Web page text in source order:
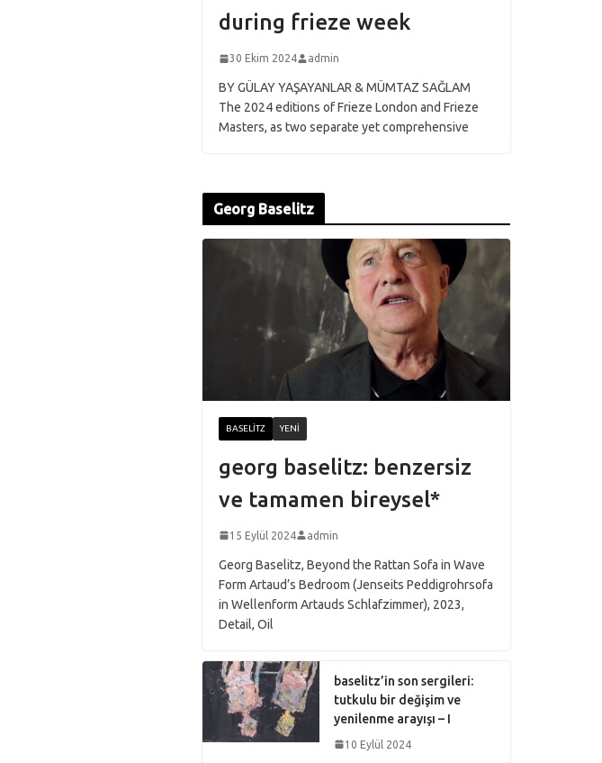
during frieze week
30 Ekim 2024 admin
BY GÜLAY YAŞAYANLAR & MÜMTAZ SAĞLAM
The 2024 editions of Frieze London and Frieze
Masters, as two separate yet comprehensive
Georg Baselitz
BASELITZ YENI
georg baselitz: benzersiz
ve tamamen bireysel*
15 Eylül 2024 admin
Georg Baselitz, Beyond the Rattan Sofa in Wave
Form Artaud’s Bedroom (Jenseits Peddigrohrsofa
in Wellenform Artauds Schlafzimmer), 2023,
Detail, Oil
baselitz’in son sergileri:
tutkulu bir değişim ve
yenilenme arayışı – I
10 Eylül 2024